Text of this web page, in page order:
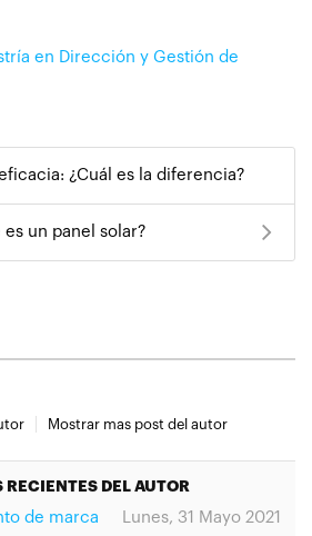
en Dirección y Gestión de
¿Cuál es la diferencia?
es un panel solar?
Mostrar mas post del autor
RECIENTES DEL AUTOR
Lunes, 31 Mayo 2021
de marca